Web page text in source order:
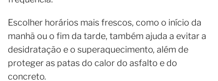
Escolher horários mais frescos, como o início da
manhã ou o fim da tarde, também ajuda a evitar a
desidratação e o superaquecimento, além de
proteger as patas do calor do asfalto e do
concreto.